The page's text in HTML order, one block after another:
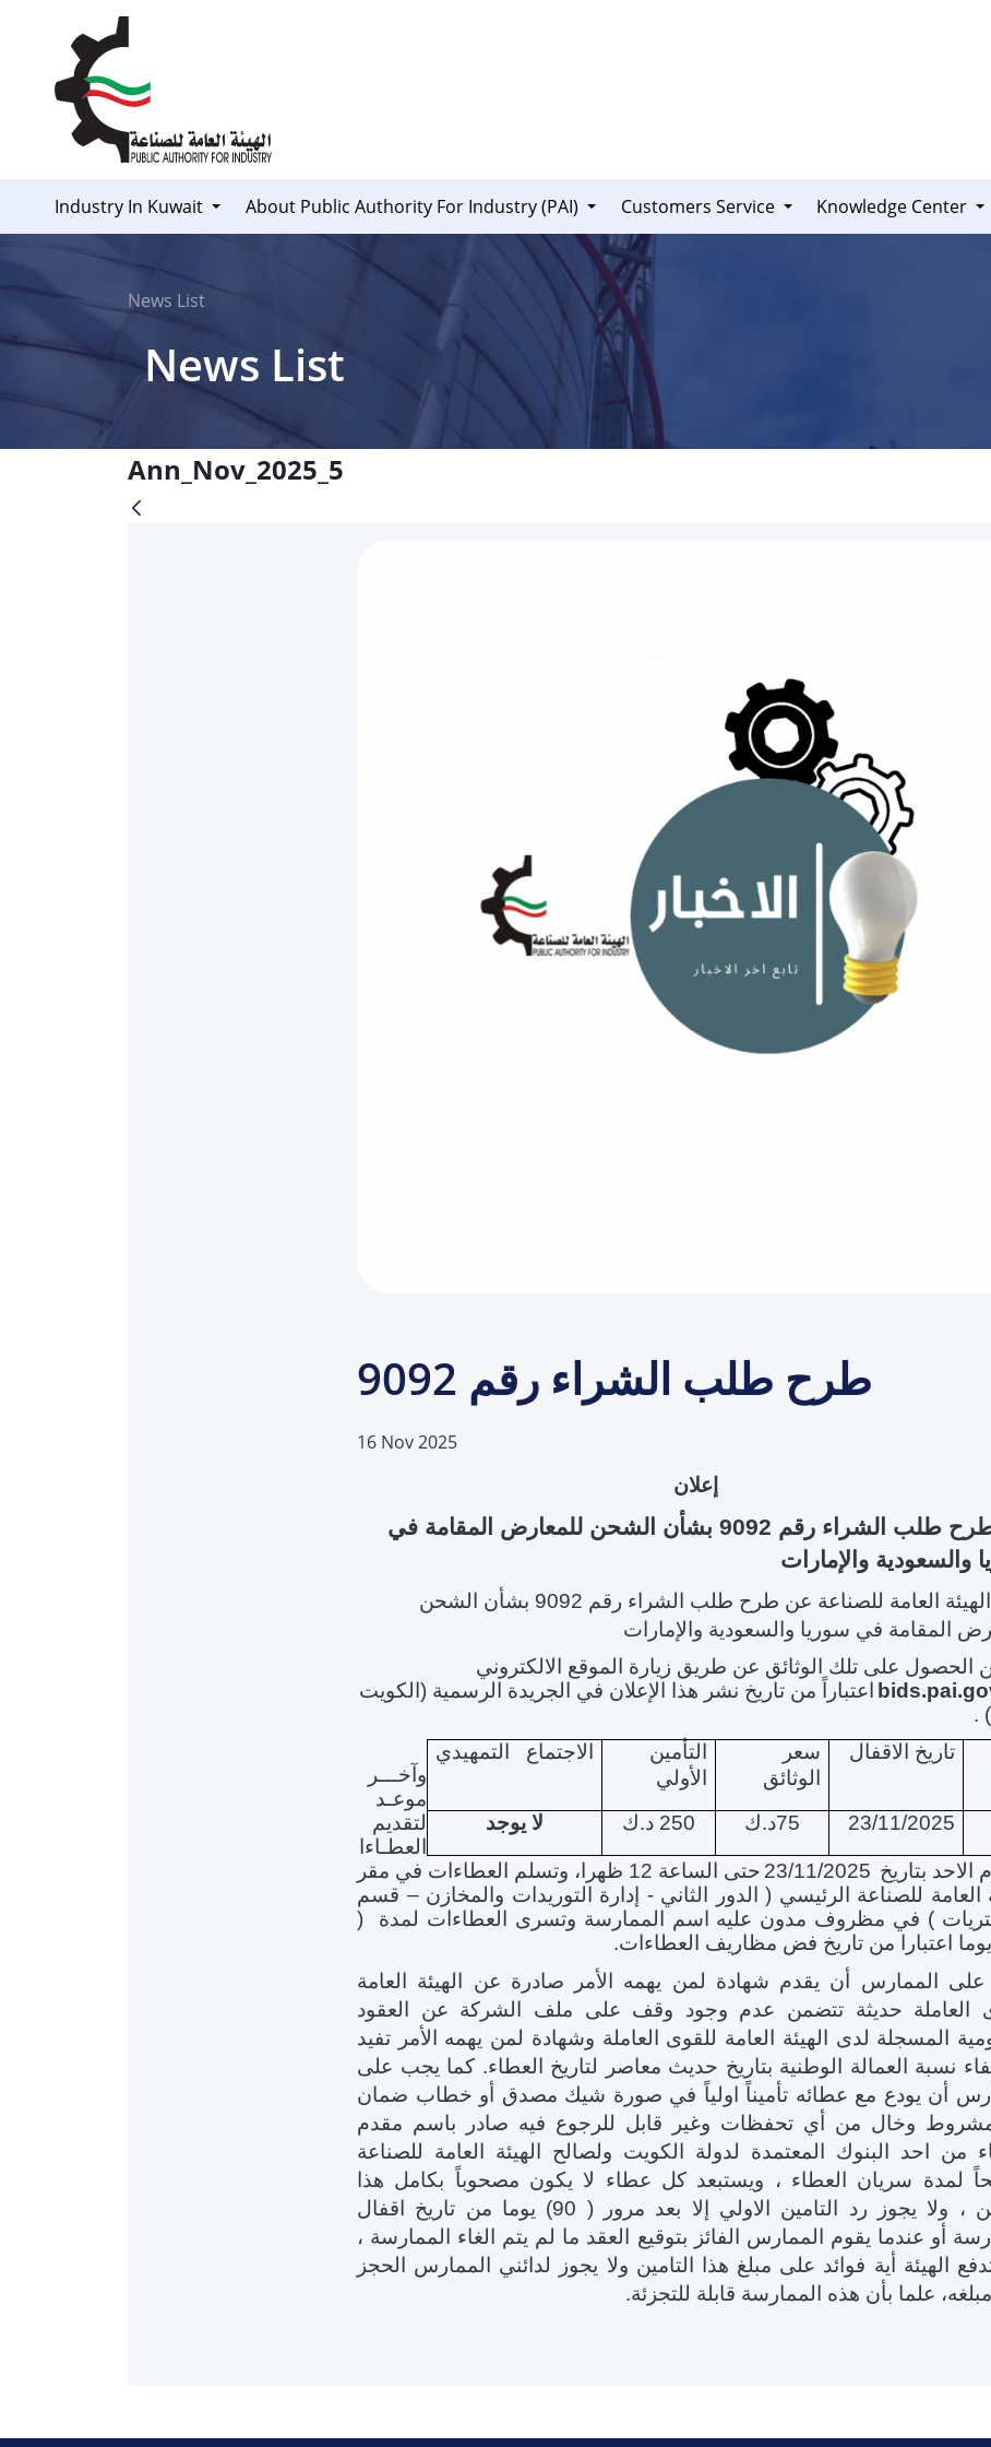
Skip to Content
Industry In Kuwait About Public Authority For Industry (PAI) Customers Service Knowledge Center
News List
News List
Ann_Nov_2025_5
طرح طلب الشراء رقم 9092
16 Nov 2025
إعلان
طلب الشراء رقم 9092 بشأن الشحن للمعارض المقامة في
والسعودية والإمارات
العامة للصناعة عن
طرح طلب الشراء رقم 9092 بشأن الشحن
المقامة في سوريا والسعودية والإمارات
الحصول على تلك الوثائق عن طريق زيارة الموقع الالكتروني
اعتباراً من تاريخ نشر هذا الإعلان في الجريدة الرسمية (الكويت
.
تاريخ الاقفال
سعر
الوثائق
التأمين
الأولي
الاجتماع التمهيدي
23/11/2025 75د.ك 250 د.ك لا يوجد
وآخـــر
موعـد
لتقديم
العطـاءا
بتاريخ
حتى الساعة 12 ظهرا، وتسلم العطاءات في مقر
العامة للصناعة الرئيسي ( الدور الثاني - إدارة التوريدات والمخازن – قسم
) في مظروف مدون عليه اسم الممارسة وتسرى العطاءات لمدة (
الممارس أن يقدم شهادة لمن يهمه الأمر صادرة عن الهيئة العامة
العاملة حديثة تتضمن عدم وجود وقف على ملف الشركة عن العقود
المسجلة لدى الهيئة العامة للقوى العاملة وشهادة لمن يهمه الأمر تفيد
نسبة العمالة الوطنية بتاريخ حديث معاصر لتاريخ العطاء. كما يجب على
أن يودع مع عطائه تأميناً اولياً في صورة شيك مصدق أو خطاب ضمان
وخال من أي تحفظات وغير قابل للرجوع فيه صادر باسم مقدم
من احد البنوك المعتمدة لدولة الكويت ولصالح الهيئة العامة للصناعة
لمدة سريان العطاء ، ويستبعد كل عطاء لا يكون مصحوباً بكامل هذا
التامين ، ولا يجوز رد التامين الاولي إلا بعد مرور ( 90) يوما من تاريخ اقفال
أو عندما يقوم الممارس الفائز بتوقيع العقد ما لم يتم الغاء الممارسة ،
الهيئة أية فوائد على مبلغ هذا التامين ولا يجوز لدائني الممارس الحجز
علما بأن هذه الممارسة قابلة للتجزئة.